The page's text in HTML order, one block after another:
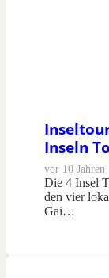
Inseln
vor 10 Jahren
Die 4 Insel
den vier
Gai…